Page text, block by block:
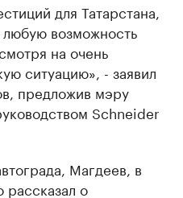
для Татарстана,
возможность
на очень
ситуацию», - заявил
предложив мэру
Schneider
Магдеев, в
о